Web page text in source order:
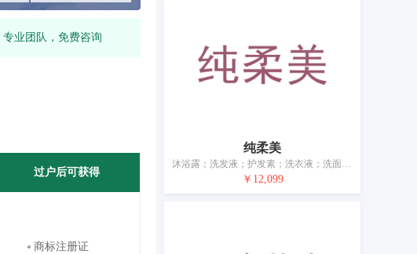
专业团队，免费咨询
过户后可获得
商标注册证
纯柔美
沐浴露；洗发液；护发素；洗衣液；洗面奶；洗洁精；牙膏；宠物用沐浴露（不含药物的清洁制剂）；空气芳香剂
￥12,099